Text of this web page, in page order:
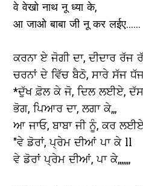
वे वेखो नाथ नू ध्या के,
आ जाओ बाबा जी नू कर लईए......
ਕਰਨਾ ਏ ਜੋਗੀ ਦਾ, ਦੀਦਾਰ ਰੱਜ
ਚਰਨਾਂ ਦੇ ਵਿੱਚ ਬੈਠੋ, ਸਾਰੇ ਸੱਜ
*ਦੁੱਖ ਫ਼ੋਲ ਕੇ ਜੋ, ਦਿਲ ਲਈਏ,
ਭੋਗ, ਪਿਆਰ ਦਾ, ਲਗਾ ਕੇ,,,
ਆ ਜਾਓ, ਬਾਬਾ ਜੀ ਨੂੰ, ਕਰ
"ਵੇ ਡੋਰਾਂ, ਪ੍ਰੇਮ ਦੀਆਂ ਪਾ ਕੇ ll
ਵੇ ਡੋਰਾਂ ਪ੍ਰੇਮ ਦੀਆਂ, ਪਾ ਕੇ,,,,,,,